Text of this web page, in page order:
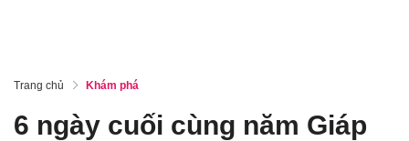
Trang chủ Khám phá
6 ngày cuối cùng năm Giáp